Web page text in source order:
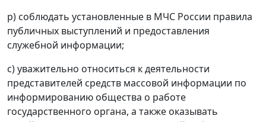
р) соблюдать установленные в МЧС России правила
публичных выступлений и предоставления
служебной информации;
с) уважительно относиться к деятельности
представителей средств массовой информации по
информированию общества о работе
государственного органа, а также оказывать